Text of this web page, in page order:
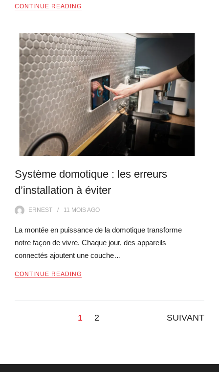
CONTINUE READING
Système domotique : les erreurs
d’installation à éviter
ERNEST 11 MOISAGO
La montée en puissance de la domotique transforme
notre façon de vivre. Chaque jour, des appareils
connectés ajoutent une couche…
CONTINUE READING
1 2 SUIVANT